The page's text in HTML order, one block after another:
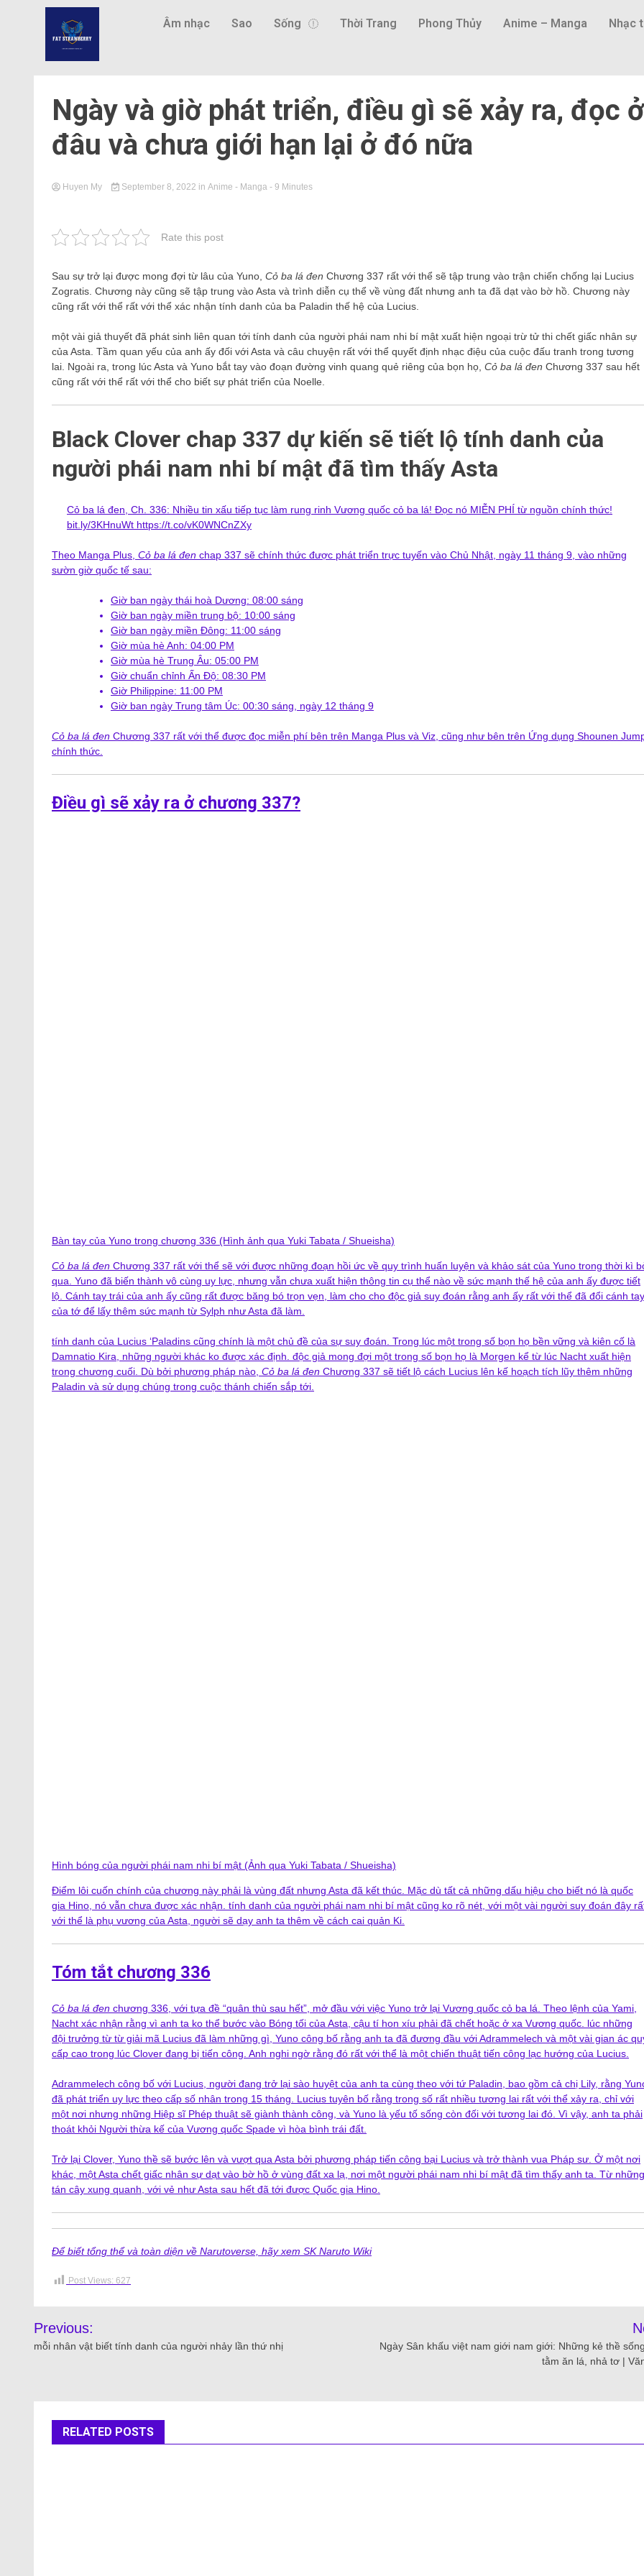
Âm nhạc Sao Sống Thời Trang Phong Thủy Anime – Manga Nhạc
Ngày và giờ phát triển, điều gì sẽ xảy ra, đọc ở
đâu và chưa giới hạn lại ở đó nữa
Huyen My September 8, 2022 in Anime - Manga - 9 Minutes
Rate this post
Sau sự trở lại được mong đợi từ lâu của Yuno, Cỏ ba lá đen Chương 337 rất với thể sẽ tập trung vào trận chiến chống lại Lucius
Zogratis. Chương này cũng sẽ tập trung vào Asta và trình diễn cụ thể về vùng đất nhưng anh ta đã dạt vào bờ hồ. Chương này
cũng rất với thể rất với thể xác nhận tính danh của ba Paladin thế hệ của Lucius.
một vài giả thuyết đã phát sinh liên quan tới tính danh của người phái nam nhi bí mật xuất hiện ngoại trừ tử thi chết giấc nhân sự
của Asta. Tầm quan yếu của anh ấy đối với Asta và câu chuyện rất với thể quyết định nhạc điệu của cuộc đấu tranh trong tương
lai. Ngoài ra, trong lúc Asta và Yuno bắt tay vào đoạn đường vinh quang quẻ riêng của bọn họ, Cỏ ba lá đen Chương 337 sau hết
cũng rất với thể rất với thể cho biết sự phát triển của Noelle.
Black Clover chap 337 dự kiến ​​sẽ tiết lộ tính danh của
người phái nam nhi bí mật đã tìm thấy Asta
Cỏ ba lá đen, Ch. 336: Nhiều tin xấu tiếp tục làm rung rinh Vương quốc cỏ ba lá! Đọc nó MIỄN PHÍ từ nguồn chính thức!
bit.ly/3KHnuWt https://t.co/vK0WNCnZXy
Theo Manga Plus, Cỏ ba lá đen chap 337 sẽ chính thức được phát triển trực tuyến vào Chủ Nhật, ngày 11 tháng 9, vào những
sườn giờ quốc tế sau:
Giờ ban ngày thái hoà Dương: 08:00 sáng
Giờ ban ngày miền trung bộ: 10:00 sáng
Giờ ban ngày miền Đông: 11:00 sáng
Giờ mùa hè Anh: 04:00 PM
Giờ mùa hè Trung Âu: 05:00 PM
Giờ chuẩn chỉnh Ấn Độ: 08:30 PM
Giờ Philippine: 11:00 PM
Giờ ban ngày Trung tâm Úc: 00:30 sáng, ngày 12 tháng 9
Cỏ ba lá đen Chương 337 rất với thể được đọc miễn phí bên trên Manga Plus và Viz, cũng như bên trên Ứng dụng Shounen
chính thức.
Điều gì sẽ xảy ra ở chương 337?
Bàn tay của Yuno trong chương 336 (Hình ảnh qua Yuki Tabata / Shueisha)
Cỏ ba lá đen Chương 337 rất với thể sẽ với được những đoạn hồi ức về quy trình huấn luyện và khảo sát của Yuno trong thời kì
qua. Yuno đã biến thành vô cùng uy lực, nhưng vẫn chưa xuất hiện thông tin cụ thể nào về sức mạnh thế hệ của anh ấy được tiết
lộ. Cánh tay trái của anh ấy cũng rất được băng bó trọn vẹn, làm cho cho độc giả suy đoán rằng anh ấy rất với thể đã đổi cánh tay
của tớ để lấy thêm sức mạnh từ Sylph như Asta đã làm.
tính danh của Lucius ‘Paladins cũng chính là một chủ đề của sự suy đoán. Trong lúc một trong số bọn họ bền vững và kiên cố là
Damnatio Kira, những người khác ko được xác định. độc giả mong đợi một trong số bọn họ là Morgen kể từ lúc Nacht xuất hiện
trong chương cuối. Dù bởi phương pháp nào, Cỏ ba lá đen Chương 337 sẽ tiết lộ cách Lucius lên kế hoạch tích lũy thêm những
Paladin và sử dụng chúng trong cuộc thánh chiến sắp tới.
Hình bóng của người phái nam nhi bí mật (Ảnh qua Yuki Tabata / Shueisha)
Điểm lôi cuốn chính của chương này phải là vùng đất nhưng Asta đã kết thúc. Mặc dù tất cả những dấu hiệu cho biết nó là quốc
gia Hino, nó vẫn chưa được xác nhận. tính danh của người phái nam nhi bí mật cũng ko rõ nét, với một vài người suy đoán đây
với thể là phụ vương của Asta, người sẽ dạy anh ta thêm về cách cai quản Ki.
Tóm tắt chương 336
Cỏ ba lá đen chương 336, với tựa đề “quân thù sau hết”, mở đầu với việc Yuno trở lại Vương quốc cỏ ba lá. Theo lệnh của Yami,
Nacht xác nhận rằng vì anh ta ko thể bước vào Bóng tối của Asta, cậu tí hon xíu phải đã chết hoặc ở xa Vương quốc. lúc những
đội trưởng từ từ giải mã Lucius đã làm những gì, Yuno công bố rằng anh ta đã đương đầu với Adrammelech và một vài gian ác
cấp cao trong lúc Clover đang bị tiến công. Anh nghi ngờ rằng đó rất với thể là một chiến thuật tiến công lạc hướng của Lucius.
Adrammelech công bố với Lucius, người đang trở lại sào huyệt của anh ta cùng theo với tứ Paladin, bao gồm cả chị Lily, rằng
đã phát triển uy lực theo cấp số nhân trong 15 tháng. Lucius tuyên bố rằng trong số rất nhiều tương lai rất với thể xảy ra, chỉ với
một nơi nhưng những Hiệp sĩ Phép thuật sẽ giành thành công, và Yuno là yếu tố sống còn đối với tương lai đó. Vì vậy, anh ta phải
thoát khỏi Người thừa kế của Vương quốc Spade vì hòa bình trái đất.
Trở lại Clover, Yuno thề sẽ bước lên và vượt qua Asta bởi phương pháp tiến công bại Lucius và trở thành vua Pháp sư. Ở một nơi
khác, một Asta chết giấc nhân sự dạt vào bờ hồ ở vùng đất xa lạ, nơi một người phái nam nhi bí mật đã tìm thấy anh ta. Từ những
tán cây xung quanh, với vẻ như Asta sau hết đã tới được Quốc gia Hino.
Để biết tổng thể và toàn diện về Narutoverse, hãy xem SK Naruto Wiki
Post Views: 627
Previous:
mỗi nhân vật biết tính danh của người nhảy lần thứ nhị
Ngày Sân khấu việt nam giới nam giới: Những kẻ thề
tằm ăn lá, nhả tơ |
RELATED POSTS